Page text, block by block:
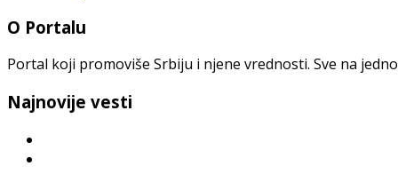
O Portalu
Portal koji promoviše Srbiju i njene vrednosti. Sve na
Najnovije vesti